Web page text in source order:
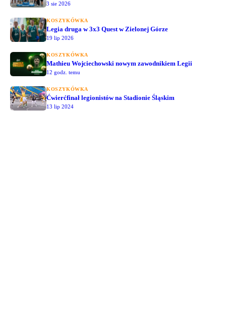
3 sie 2026
KOSZYKÓWKA
Legia druga w 3x3 Quest w Zielonej Górze
19 lip 2026
KOSZYKÓWKA
Mathieu Wojciechowski nowym zawodnikiem Legii
12 godz. temu
KOSZYKÓWKA
Ćwierćfinał legionistów na Stadionie Śląskim
13 lip 2024